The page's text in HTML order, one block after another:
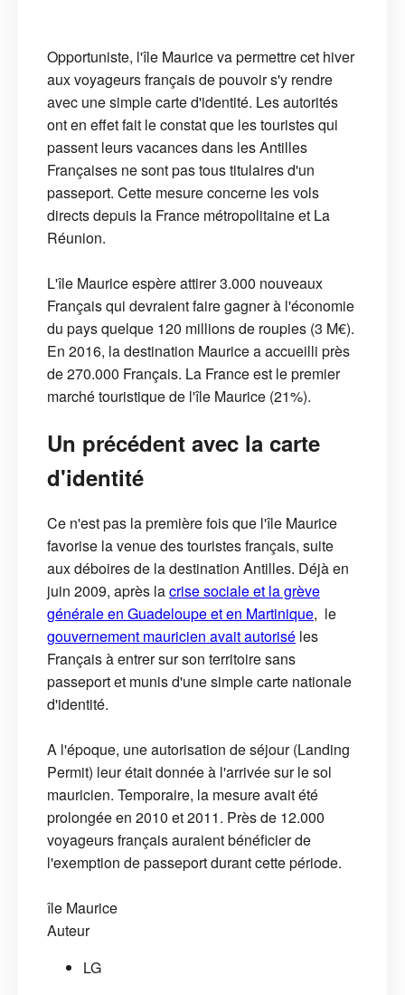
Opportuniste, l'île Maurice va permettre cet hiver
aux voyageurs français de pouvoir s'y rendre
avec une simple carte d'identité. Les autorités
ont en effet fait le constat que les touristes qui
passent leurs vacances dans les Antilles
Françaises ne sont pas tous titulaires d'un
passeport. Cette mesure concerne les vols
directs depuis la France métropolitaine et La
Réunion.
L'île Maurice espère attirer 3.000 nouveaux
Français qui devraient faire gagner à l'économie
du pays quelque 120 millions de roupies (3 M€).
En 2016, la destination Maurice a accueilli près
de 270.000 Français. La France est le premier
marché touristique de l'île Maurice (21%).
Un précédent avec la carte
d'identité
Ce n'est pas la première fois que l'île Maurice
favorise la venue des touristes français, suite
aux déboires de la destination Antilles. Déjà en
juin 2009, après lacrise sociale et la grève
générale en Guadeloupe et en Martinique, le
gouvernement mauricien avait autorisé les
Français à entrer sur son territoire sans
passeport et munis d'une simple carte nationale
d'identité.
A l'époque, une autorisation de séjour (Landing
Permit) leur était donnée à l'arrivée sur le sol
mauricien. Temporaire, la mesure avait été
prolongée en 2010 et 2011. Près de 12.000
voyageurs français auraient bénéficier de
l'exemption de passeport durant cette période.
île Maurice
Auteur
LG